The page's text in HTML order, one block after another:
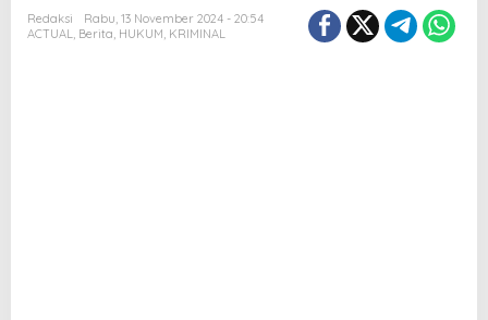
Redaksi
Rabu, 13 November 2024 - 20:54
ACTUAL, Berita, HUKUM, KRIMINAL